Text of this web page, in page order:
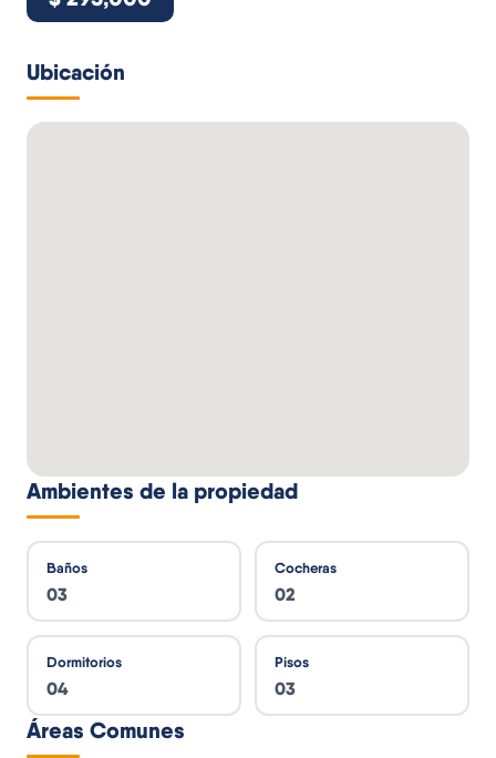
Ubicación
Ambientes de la propiedad
Baños
03
Cocheras
02
Dormitorios
04
Pisos
03
Áreas Comunes